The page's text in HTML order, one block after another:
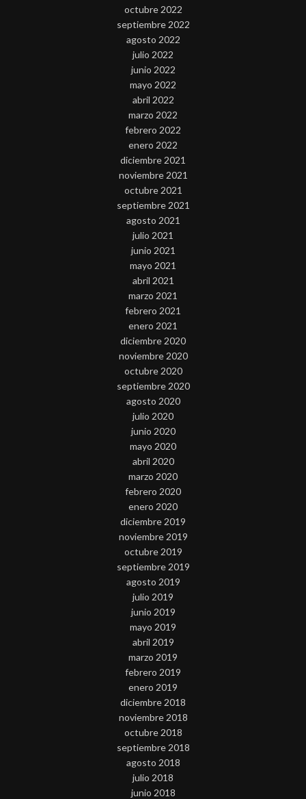
octubre 2022
septiembre 2022
agosto 2022
julio 2022
junio 2022
mayo 2022
abril 2022
marzo 2022
febrero 2022
enero 2022
diciembre 2021
noviembre 2021
octubre 2021
septiembre 2021
agosto 2021
julio 2021
junio 2021
mayo 2021
abril 2021
marzo 2021
febrero 2021
enero 2021
diciembre 2020
noviembre 2020
octubre 2020
septiembre 2020
agosto 2020
julio 2020
junio 2020
mayo 2020
abril 2020
marzo 2020
febrero 2020
enero 2020
diciembre 2019
noviembre 2019
octubre 2019
septiembre 2019
agosto 2019
julio 2019
junio 2019
mayo 2019
abril 2019
marzo 2019
febrero 2019
enero 2019
diciembre 2018
noviembre 2018
octubre 2018
septiembre 2018
agosto 2018
julio 2018
junio 2018